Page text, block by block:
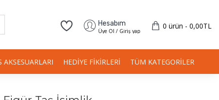
Hesabım
Üye Ol / Giriş yap
0 ürün - 0,00TL
AKSESUARLARI HEDIYE FIKIRLERI TÜM KATEGORILER